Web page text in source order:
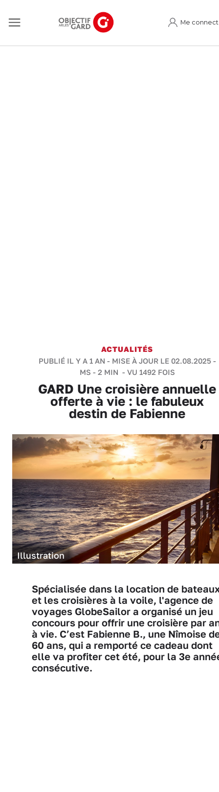
Me
ACTUALITÉS
PUBLIÉ IL Y A 1 AN - MISE À JOUR LE 02.08.2025 -
MS - 2 MIN - VU 1492 FOIS
GARD Une croisière annuelle
offerte à vie : le fabuleux
destin de Fabienne
Illustration
Spécialisée dans la location de
et les croisières à la voile, l'agence de
voyages GlobeSailor a organisé un jeu
concours pour offrir une croisière par
à vie. C’est Fabienne B., une Nîmoise
60 ans, qui a remporté ce cadeau dont
elle va profiter cet été, pour la 3e
consécutive.